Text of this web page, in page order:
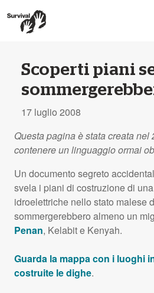
Scoperti piani
17 luglio 2008
Questa pagina è stata creata nel
contenere un linguaggio ormai
Un documento segreto
svela i piani di costruzione di
idroelettriche nello stato malese
sommergerebbero almeno un
Penan, Kelabit e Kenyah.
Guarda la mappa con i luoghi
costruite le dighe.